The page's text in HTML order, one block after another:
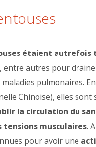
étaient autrefois
, entre autres pour
pulmonaires.
Chinoise), elles sont
la circulation du
tensions musculaires.
pour avoir une